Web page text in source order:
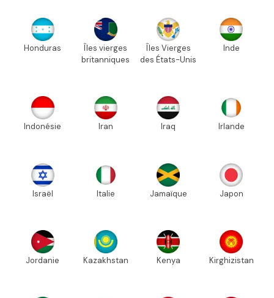
Honduras
Îles vierges
britanniques
Îles Vierges
des États-Unis
Inde
Indonésie Iran Iraq Irlande
Israël Italie Jamaïque Japon
Jordanie Kazakhstan Kenya Kirghizistan